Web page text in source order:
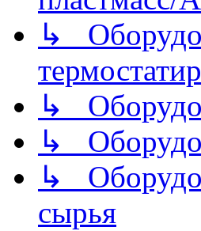
↳
↳
↳
↳
сырья